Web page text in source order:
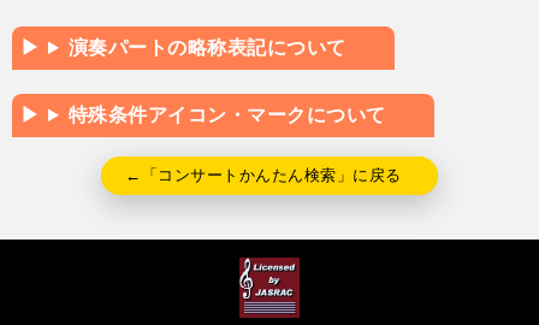
演奏パートの略称表記について
特殊条件アイコン・マークについて
←「コンサートかんたん検索」に戻る